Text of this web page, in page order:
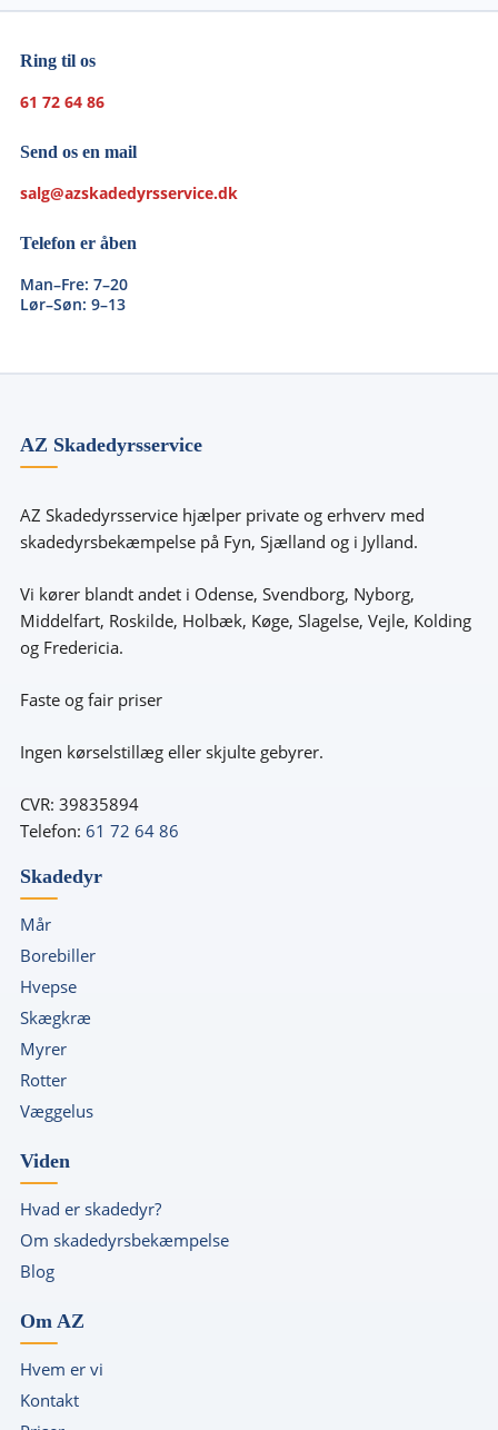
Ring til os
61 72 64 86
Send os en mail
salg@azskadedyrsservice.dk
Telefon er åben
Man–Fre: 7–20
Lør–Søn: 9–13
AZ Skadedyrsservice
AZ Skadedyrsservice hjælper private og erhverv med
skadedyrsbekæmpelse på Fyn, Sjælland og i Jylland.
Vi kører blandt andet i Odense, Svendborg, Nyborg,
Middelfart, Roskilde, Holbæk, Køge, Slagelse, Vejle, Kolding
og Fredericia.
Faste og fair priser
Ingen kørselstillæg eller skjulte gebyrer.
CVR: 39835894
Telefon: 61 72 64 86
Skadedyr
Mår
Borebiller
Hvepse
Skægkræ
Myrer
Rotter
Væggelus
Viden
Hvad er skadedyr?
Om skadedyrsbekæmpelse
Blog
Om AZ
Hvem er vi
Kontakt